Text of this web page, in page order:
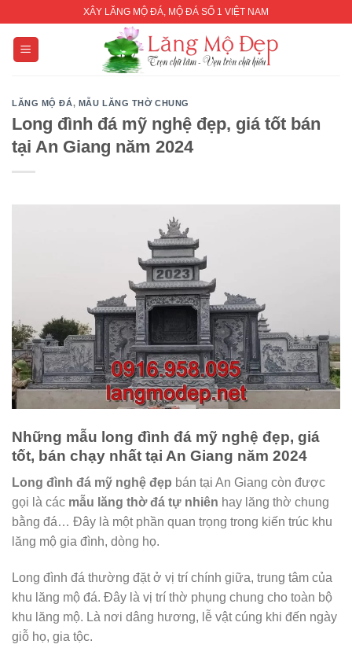
content
XÂY LĂNG MỘ ĐÁ, MỘ ĐÁ SỐ 1 VIỆT NAM
LĂNG MỘ ĐÁ, MẪU LĂNG THỜ CHUNG
Long đình đá mỹ nghệ đẹp, giá tốt bán
tại An Giang năm 2024
Những mẫu long đình đá mỹ nghệ đẹp, giá
tốt, bán chạy nhất tại An Giang năm 2024
Long đình đá mỹ nghệ đẹp bán tại An Giang còn được
gọi là các mẫu lăng thờ đá tự nhiên hay lăng thờ chung
bằng đá… Đây là một phần quan trọng trong kiến trúc khu
lăng mộ gia đình, dòng họ.
Long đình đá thường đặt ở vị trí chính giữa, trung tâm của
khu lăng mộ đá. Đây là vị trí thờ phụng chung cho toàn bộ
khu lăng mộ. Là nơi dâng hương, lễ vật cúng khi đến ngày
giỗ họ, gia tộc.